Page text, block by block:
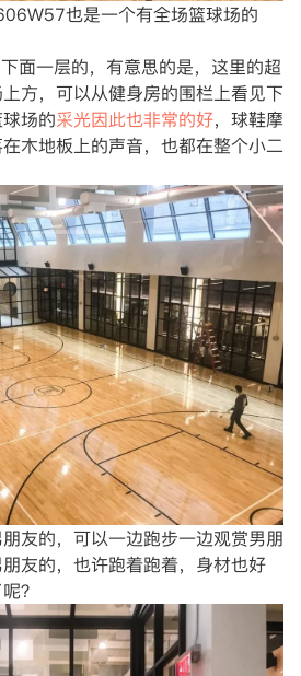
也是一个有全场篮球场的
面一层的，有意思的是，这里的超
方，可以从健身房的围栏上看见下
场的采光因此也非常的好，球鞋摩
木地板上的声音，也都在整个小二
友的，可以一边跑步一边观赏男朋
友的，也许跑着跑着，身材也好
？